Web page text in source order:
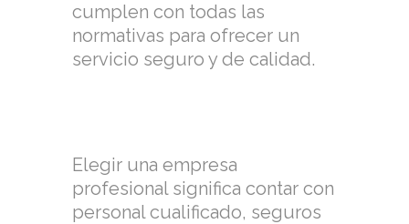
cumplen con todas las
normativas para ofrecer un
servicio seguro y de calidad.
Elegir una empresa
profesional significa contar con
personal cualificado, seguros